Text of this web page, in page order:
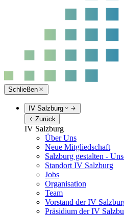
Schließen
IV Salzburg
Zurück
IV Salzburg
Über Uns
Neue Mitgliedschaft
Salzburg gestalten -
Standort IV Salzburg
Jobs
Organisation
Team
Vorstand der IV
Präsidium der IV